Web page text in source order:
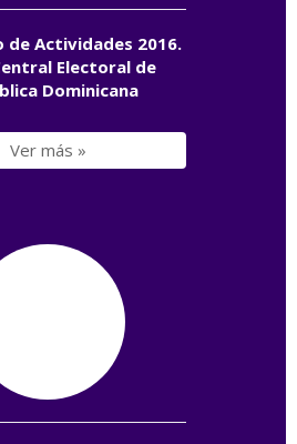
de Actividades 2016.
Electoral de
Dominicana
Ver más »